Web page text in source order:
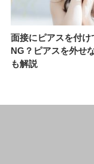
面接にピアスを付け
NG？ピアスを外せ
も解説